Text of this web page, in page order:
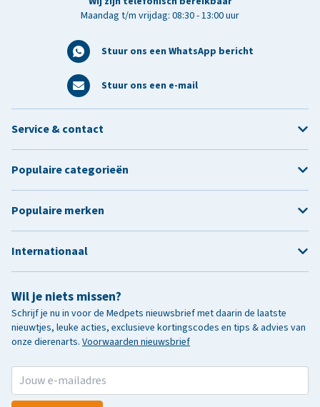
Maandag t/m vrijdag: 08:30 - 13:00 uur
Stuur ons een WhatsApp bericht
Stuur ons een e-mail
Wil je niets missen?
Schrijf je nu in voor de Medpets nieuwsbrief met daarin de laatste
nieuwtjes, leuke acties, exclusieve kortingscodes en tips & advies van
onze dierenarts. Voorwaarden nieuwsbrief
Service & contact
Populaire categorieën
Populaire merken
Internationaal